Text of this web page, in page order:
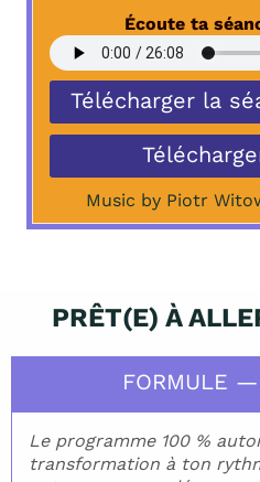
Écoute ta
Télécharger la
Music by ⁠Piotr
PRÊT(E) À
FORMULE
Le programme 100 %
transformation à ton